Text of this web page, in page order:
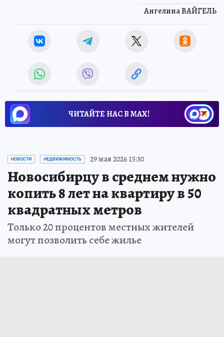
Ангелина ВАЙГЕЛЬ
ЧИТАЙТЕ НАС В МАХ!
НОВОСТИ НЕДВИЖИМОСТЬ 29 мая 2026 15:30
Новосибирцу в среднем нужно
копить 8 лет на квартиру в 50
квадратных метров
Только 20 процентов местных жителей
могут позволить себе жилье